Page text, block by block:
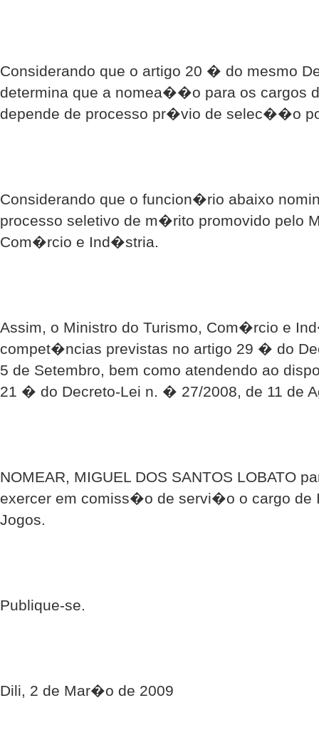
Considerando que o artigo 20 � do mesmo
determina que a nomea��o para os cargos
depende de processo pr�vio de selec��o
Considerando que o funcion�rio abaixo
processo seletivo de m�rito promovido pelo
Com�rcio e Ind�stria.
Assim, o Ministro do Turismo, Com�rcio e
compet�ncias previstas no artigo 29 � do
5 de Setembro, bem como atendendo ao
21 � do Decreto-Lei n. � 27/2008, de 11 de
NOMEAR, MIGUEL DOS SANTOS LOBATO
exercer em comiss�o de servi�o o cargo de
Jogos.
Publique-se.
Dili, 2 de Mar�o de 2009